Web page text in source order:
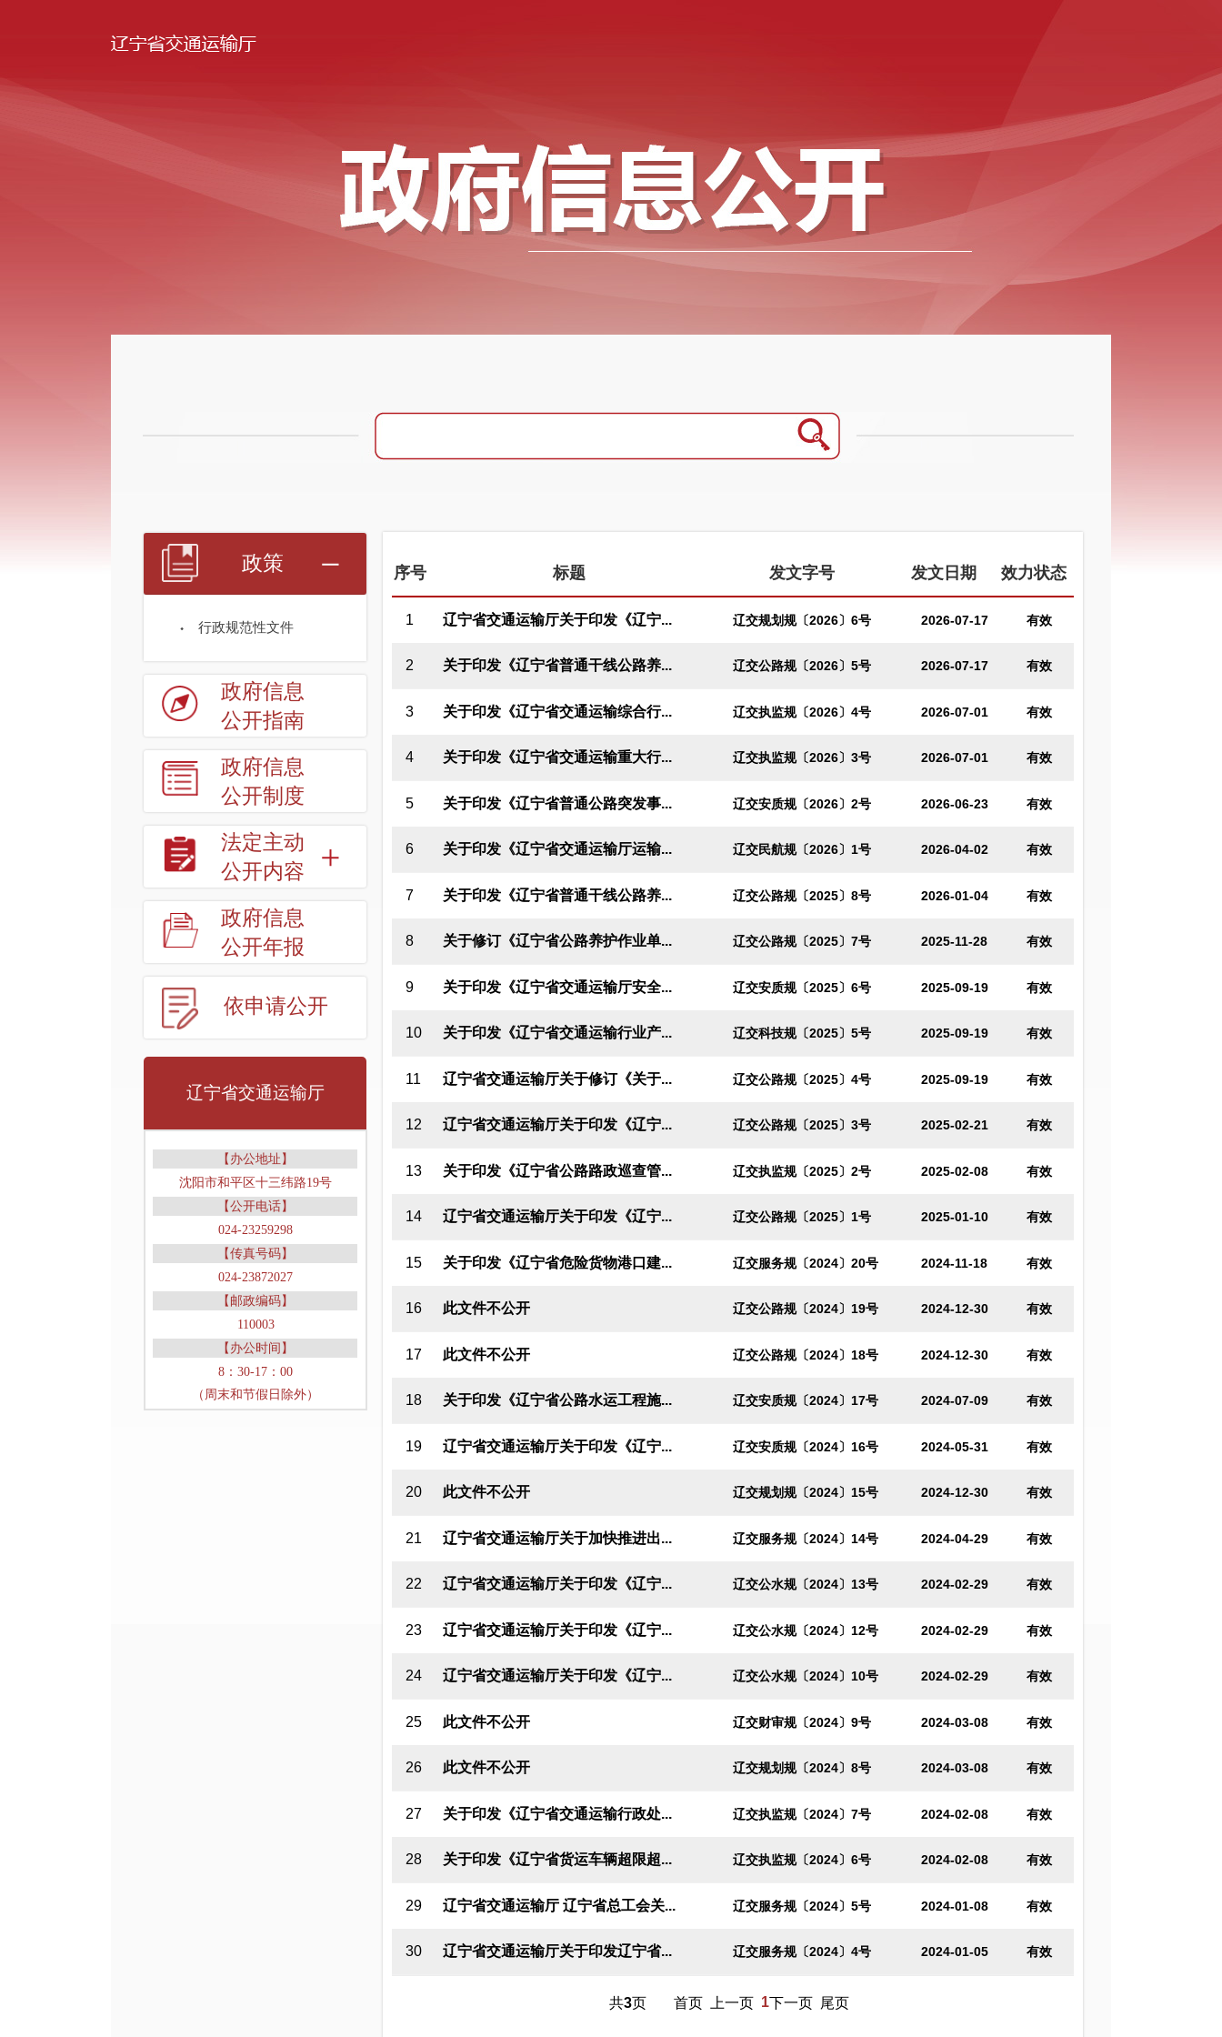
政策
行政规范性文件
政府信息
公开指南
政府信息
公开制度
法定主动
公开内容
政府信息
公开年报
依申请公开
辽宁省交通运输厅
【办公地址】
沈阳市和平区十三纬路19号
【公开电话】
024-23259298
【传真号码】
024-23872027
【邮政编码】
110003
【办公时间】
8：30-17：00
（周末和节假日除外）
序号 标题 发文字号 发文日期 效力状态
1 辽宁省交通运输厅关于印发《辽宁... 辽交规划规〔2026〕6号 2026-07-17 有效
2 关于印发《辽宁省普通干线公路养... 辽交公路规〔2026〕5号 2026-07-17 有效
3 关于印发《辽宁省交通运输综合行... 辽交执监规〔2026〕4号 2026-07-01 有效
4 关于印发《辽宁省交通运输重大行... 辽交执监规〔2026〕3号 2026-07-01 有效
5 关于印发《辽宁省普通公路突发事... 辽交安质规〔2026〕2号 2026-06-23 有效
6 关于印发《辽宁省交通运输厅运输... 辽交民航规〔2026〕1号 2026-04-02 有效
7 关于印发《辽宁省普通干线公路养... 辽交公路规〔2025〕8号 2026-01-04 有效
8 关于修订《辽宁省公路养护作业单... 辽交公路规〔2025〕7号 2025-11-28 有效
9 关于印发《辽宁省交通运输厅安全... 辽交安质规〔2025〕6号 2025-09-19 有效
10 关于印发《辽宁省交通运输行业产... 辽交科技规〔2025〕5号 2025-09-19 有效
11 辽宁省交通运输厅关于修订《关于... 辽交公路规〔2025〕4号 2025-09-19 有效
12 辽宁省交通运输厅关于印发《辽宁... 辽交公路规〔2025〕3号 2025-02-21 有效
13 关于印发《辽宁省公路路政巡查管... 辽交执监规〔2025〕2号 2025-02-08 有效
14 辽宁省交通运输厅关于印发《辽宁... 辽交公路规〔2025〕1号 2025-01-10 有效
15 关于印发《辽宁省危险货物港口建... 辽交服务规〔2024〕20号 2024-11-18 有效
16 此文件不公开 辽交公路规〔2024〕19号 2024-12-30 有效
17 此文件不公开 辽交公路规〔2024〕18号 2024-12-30 有效
18 关于印发《辽宁省公路水运工程施... 辽交安质规〔2024〕17号 2024-07-09 有效
19 辽宁省交通运输厅关于印发《辽宁... 辽交安质规〔2024〕16号 2024-05-31 有效
20 此文件不公开 辽交规划规〔2024〕15号 2024-12-30 有效
21 辽宁省交通运输厅关于加快推进出... 辽交服务规〔2024〕14号 2024-04-29 有效
22 辽宁省交通运输厅关于印发《辽宁... 辽交公水规〔2024〕13号 2024-02-29 有效
23 辽宁省交通运输厅关于印发《辽宁... 辽交公水规〔2024〕12号 2024-02-29 有效
24 辽宁省交通运输厅关于印发《辽宁... 辽交公水规〔2024〕10号 2024-02-29 有效
25 此文件不公开 辽交财审规〔2024〕9号 2024-03-08 有效
26 此文件不公开 辽交规划规〔2024〕8号 2024-03-08 有效
27 关于印发《辽宁省交通运输行政处... 辽交执监规〔2024〕7号 2024-02-08 有效
28 关于印发《辽宁省货运车辆超限超... 辽交执监规〔2024〕6号 2024-02-08 有效
29 辽宁省交通运输厅 辽宁省总工会关... 辽交服务规〔2024〕5号 2024-01-08 有效
30 辽宁省交通运输厅关于印发辽宁省... 辽交服务规〔2024〕4号 2024-01-05 有效
共3页 首页 上一页 1下一页 尾页